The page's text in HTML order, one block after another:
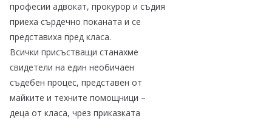
професии адвокат, прокурор и съдия
приеха сърдечно поканата и се
представиха пред класа.
Всички присъстващи станахме
свидетели на един необичаен
съдебен процес, представен от
майките и техните помощници –
деца от класа, чрез приказката